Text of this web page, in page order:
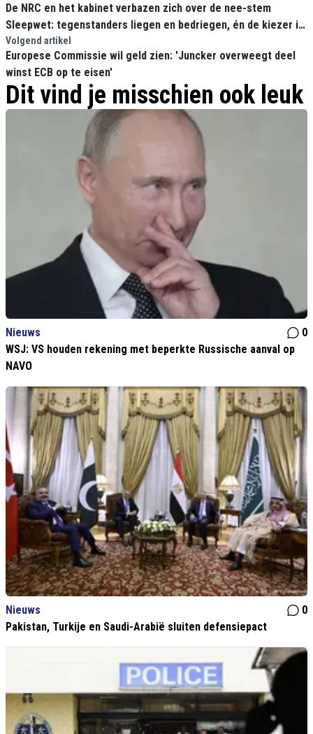
De NRC en het kabinet verbazen zich over de nee-stem
Sleepwet: tegenstanders liegen en bedriegen, én de kiezer is
dom!
Volgend artikel
Europese Commissie wil geld zien: 'Juncker overweegt deel
winst ECB op te eisen'
Dit vind je misschien ook leuk
Nieuws
0
WSJ: VS houden rekening met beperkte Russische aanval op
NAVO
Nieuws
0
Pakistan, Turkije en Saudi-Arabië sluiten defensiepact